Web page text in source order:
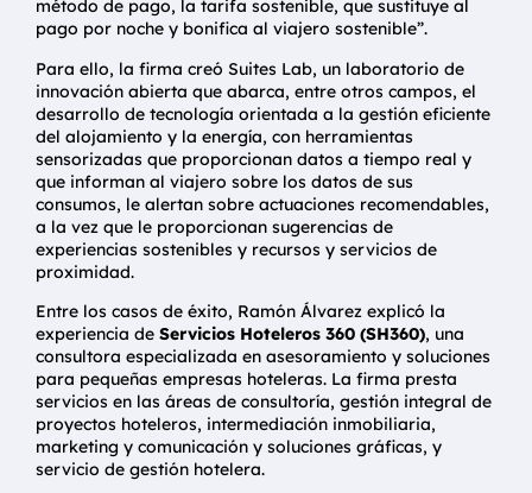
método de pago, la tarifa sostenible, que sustituye al
pago por noche y bonifica al viajero sostenible”.
Para ello, la firma creó Suites Lab, un laboratorio de
innovación abierta que abarca, entre otros campos, el
desarrollo de tecnología orientada a la gestión eficiente
del alojamiento y la energía, con herramientas
sensorizadas que proporcionan datos a tiempo real y
que informan al viajero sobre los datos de sus
consumos, le alertan sobre actuaciones recomendables,
a la vez que le proporcionan sugerencias de
experiencias sostenibles y recursos y servicios de
proximidad.
Entre los casos de éxito, Ramón Álvarez explicó la
experiencia de Servicios Hoteleros 360 (SH360), una
consultora especializada en asesoramiento y soluciones
para pequeñas empresas hoteleras. La firma presta
servicios en las áreas de consultoría, gestión integral de
proyectos hoteleros, intermediación inmobiliaria,
marketing y comunicación y soluciones gráficas, y
servicio de gestión hotelera.